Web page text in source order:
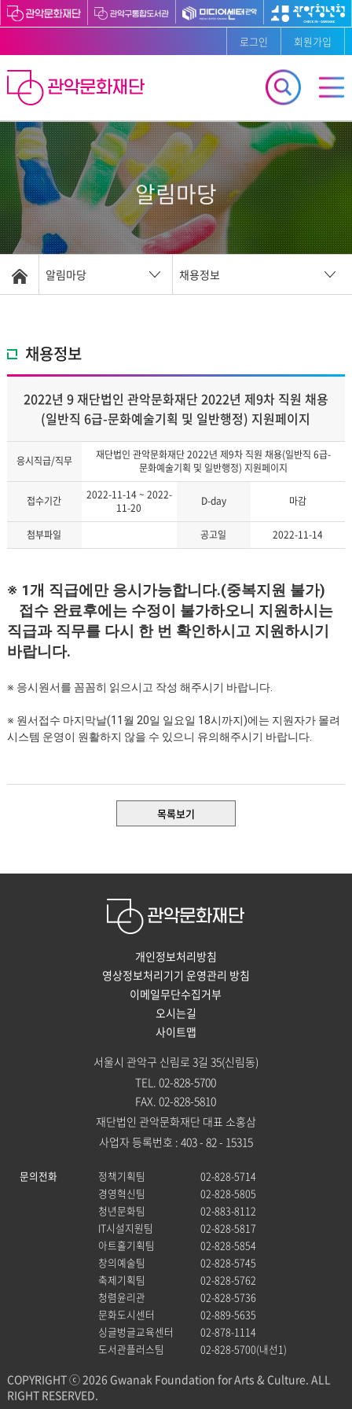
로그인 회원가입
알림마당
알림마당 채용정보
채용정보
2022년 9 재단법인 관악문화재단 2022년 제9차 직원 채용
(일반직 6급-문화예술기획 및 일반행정) 지원페이지
응시직급/직무
재단법인 관악문화재단 2022년 제9차 직원 채용(일반직 6급-
문화예술기획 및 일반행정) 지원페이지
접수기간
2022-11-14 ~ 2022-
11-20
D-day 마감
첨부파일 공고일 2022-11-14
※ 1개 직급에만 응시가능합니다.(중복지원 불가)
접수 완료후에는 수정이 불가하오니 지원하시는
직급과 직무를 다시 한 번 확인하시고 지원하시기
바랍니다.
※ 응시원서를 꼼꼼히 읽으시고 작성 해주시기 바랍니다.
※ 원서접수 마지막날(11 월 20일 일요일 18시까지)에는 지원자가 몰려
시스템 운영이 원활하지 않을 수 있으니 유의해주시기 바랍니다.
목록보기
개인정보처리방침
영상정보처리기기 운영관리 방침
이메일무단수집거부
오시는길
사이트맵
서울시 관악구 신림로 3길 35(신림동)
TEL. 02-828-5700
FAX. 02-828-5810
재단법인 관악문화재단 대표 소홍삼
사업자 등록번호 : 403 - 82 - 15315
문의전화 정책기획팀
02-828-5714
경영혁신팀
02-828-5805
청년문화팀
02-883-8112
IT시설지원팀
02-828-5817
아트홀기획팀
02-828-5854
창의예술팀
02-828-5745
축제기획팀
02-828-5762
청렴윤리관
02-828-5736
문화도시센터
02-889-5635
싱글벙글교육센터
02-878-1114
도서관플러스팀
02-828-5700(내선1)
COPYRIGHT ⓒ 2026 Gwanak Foundation for Arts & Culture. ALL
RIGHT RESERVED.